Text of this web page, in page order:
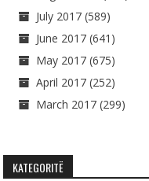
July 2017 (589)
June 2017 (641)
May 2017 (675)
April 2017 (252)
March 2017 (299)
KATEGORITË